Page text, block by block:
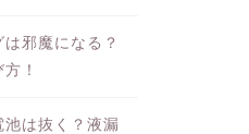
邪魔になる？
！
は抜く？液漏